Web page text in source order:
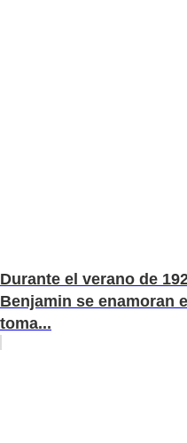
Durante el verano de
Benjamin se enamoran
toma...